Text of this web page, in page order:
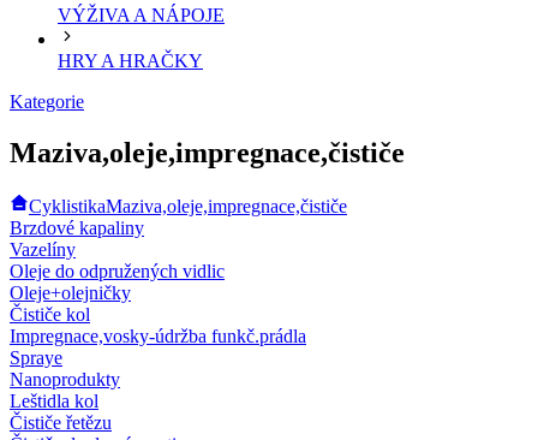
VÝŽIVA A NÁPOJE
HRY A HRAČKY
Kategorie
Maziva,oleje,impregnace,čističe
CyklistikaMaziva,oleje,impregnace,čističe
Brzdové kapaliny
Vazelíny
Oleje do odpružených vidlic
Oleje+olejničky
Čističe kol
Impregnace,vosky-údržba funkč.prádla
Spraye
Nanoprodukty
Leštidla kol
Čističe řetězu